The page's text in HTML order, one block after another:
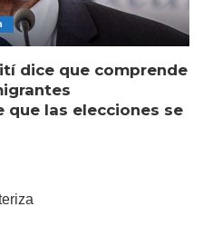
dice que comprende
que las elecciones se